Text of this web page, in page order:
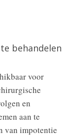
behandelen
voor
en
aan te
van impotentie